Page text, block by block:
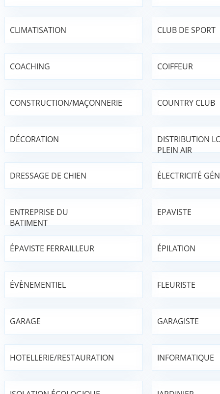
CLIMATISATION CLUB DE SPORT
COACHING COIFFEUR
CONSTRUCTION/MAÇONNERIE COUNTRY CLUB
DÉCORATION
DISTRIBUTION
PLEIN AIR
DRESSAGE DE CHIEN ÉLECTRICITÉ
ENTREPRISE DU
BATIMENT
EPAVISTE
ÉPAVISTE FERRAILLEUR ÉPILATION
ÉVÈNEMENTIEL FLEURISTE
GARAGE GARAGISTE
HOTELLERIE/RESTAURATION INFORMATIQUE